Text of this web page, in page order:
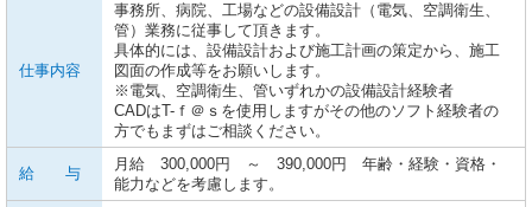
仕事内容
事務所、病院、工場などの設備設計（電気、空調衛生、
管）業務に従事して頂きます。
具体的には、設備設計および施工計画の策定から、施工
図面の作成等をお願いします。
※電気、空調衛生、管いずれかの設備設計経験者
CADはT-ｆ＠ｓを使用しますがその他のソフト経験者の
方でもまずはご相談ください。
給 与
月給 300,000円 ～ 390,000円 年齢・経験・資格・
能力などを考慮します。